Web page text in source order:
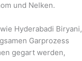
und Nelken.
Hyderabadi Biryani,
Garprozess
gegart werden,